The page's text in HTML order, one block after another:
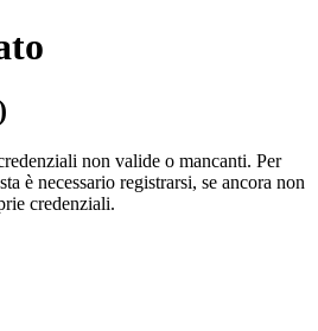
non valide o mancanti. Per
è necessario registrarsi, se an­co­ra non
cre­den­zia­li.